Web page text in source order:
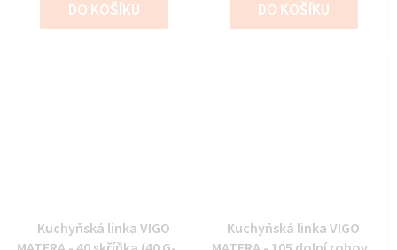
DO KOŠÍKU DO KOŠÍKU
Kuchyňská linka VIGO
Kuchyňská linka VIGO